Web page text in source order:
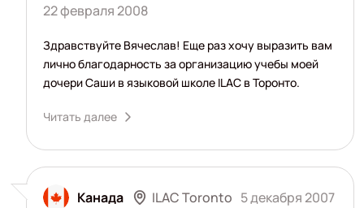
22 февраля 2008
Здравствуйте Вячеслав! Еще раз хочу выразить вам
лично благодарность за организацию учебы моей
дочери Саши в языковой школе ILAC в Торонто.
Читать далее
Канада ILAC Toronto 5 декабря 2007